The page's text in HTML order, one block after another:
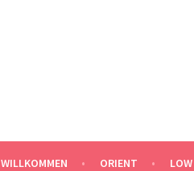
WILLKOMMEN ORIENT